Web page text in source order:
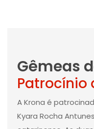
Gêmeas
Patrocínio
A Krona é
Kyara Rocha